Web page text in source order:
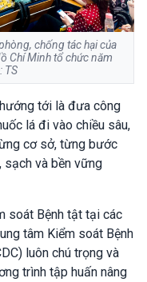
chống tác hại của
Chí Minh tổ chức năm
TS
tới là đưa công
lá đi vào chiều sâu,
cơ sở, từng bước
sạch và bền vững
soát Bệnh tật tại các
tâm Kiểm soát Bệnh
luôn chú trọng và
trình tập huấn nâng